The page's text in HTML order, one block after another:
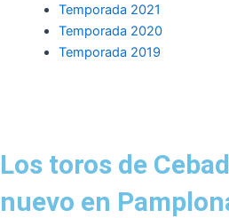
Temporada 2021
Temporada 2020
Temporada 2019
Los toros de
nuevo en